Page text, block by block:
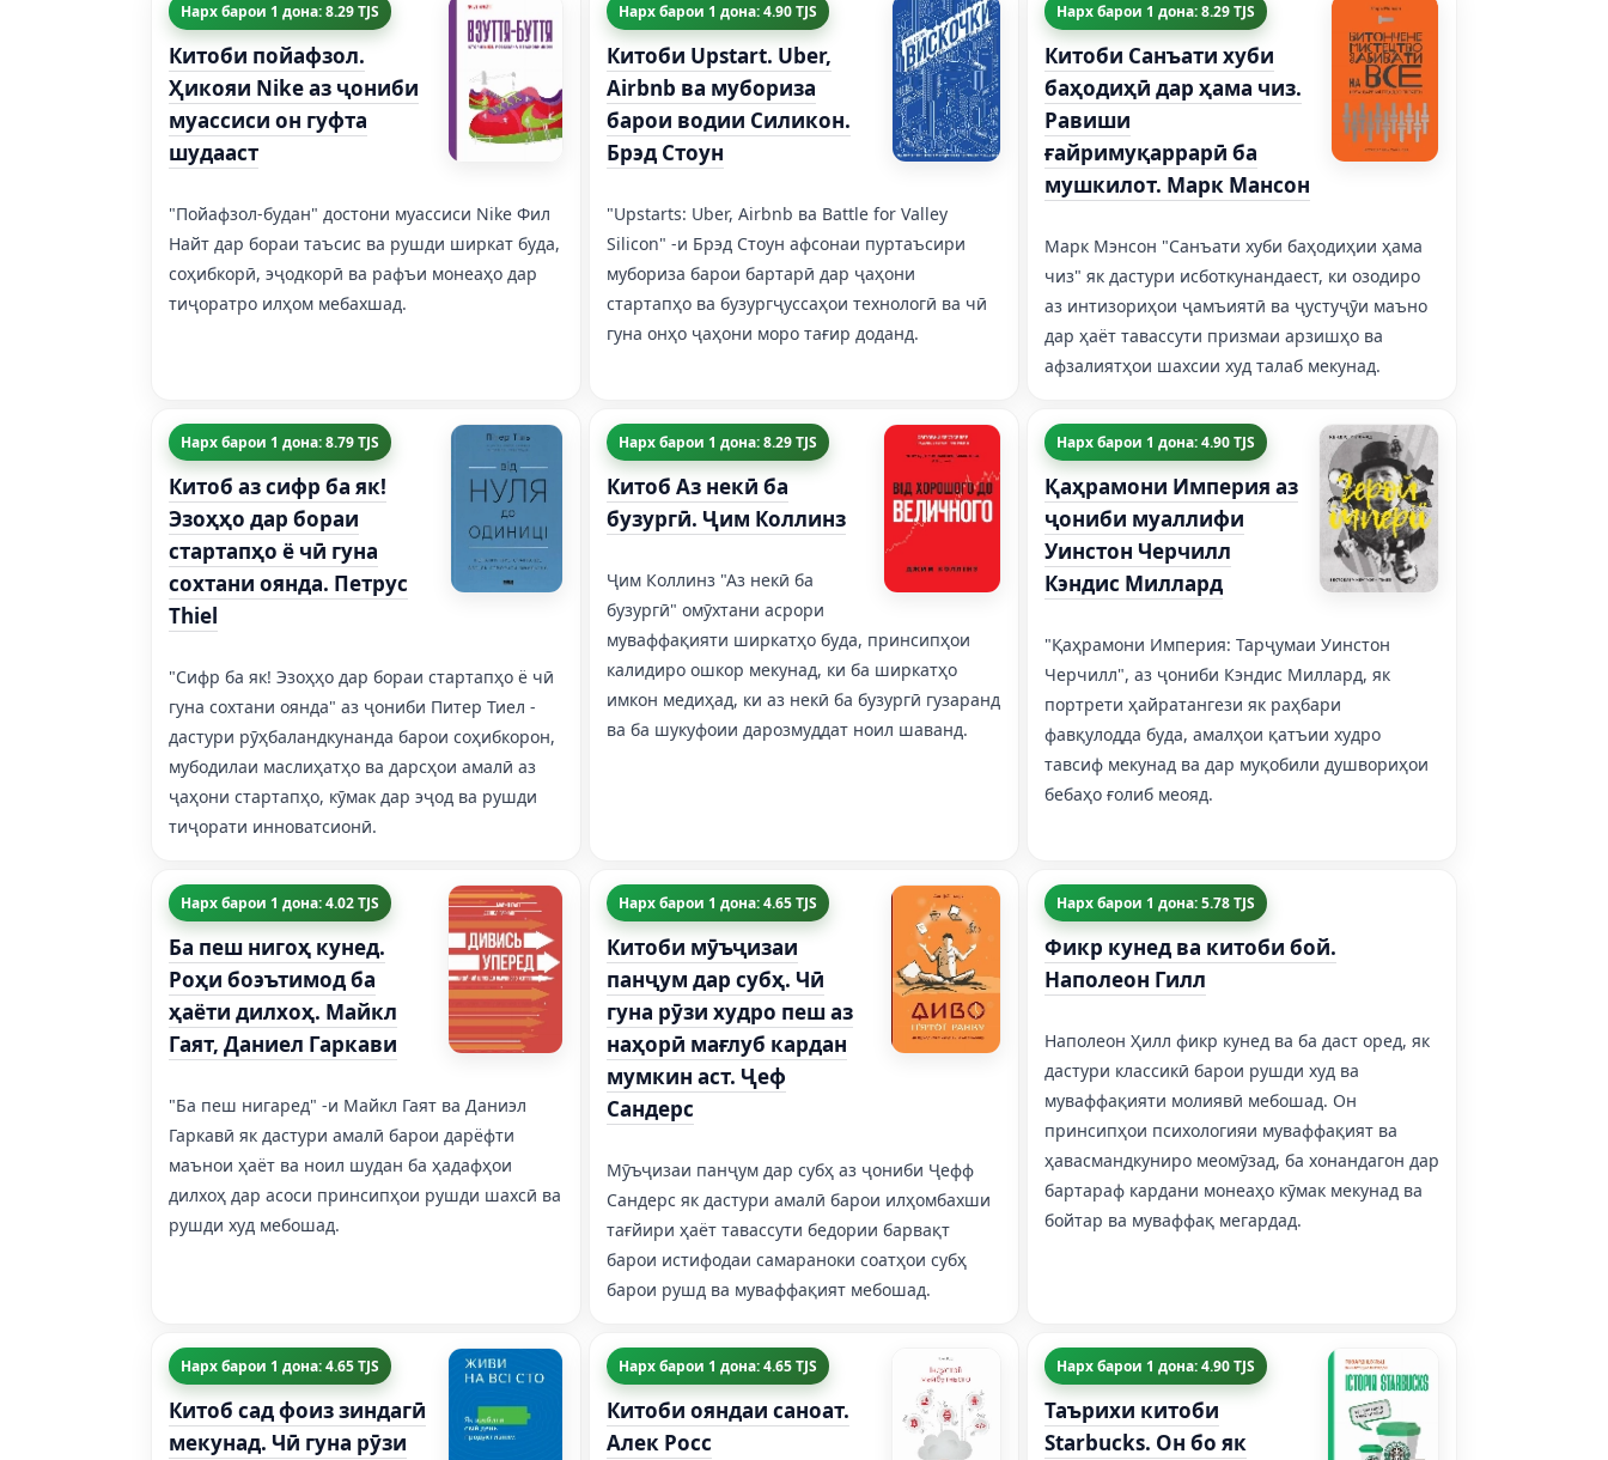
Нарх барои 1 дона: 8.29 TJS
Китоби пойафзол.
Ҳикояи Nike аз ҷониби
муассиси он гуфта
шудааст
"Пойафзол-будан" достони муассиси Nike Фил
Найт дар бораи таъсис ва рушди ширкат буда,
соҳибкорӣ, эҷодкорӣ ва рафъи монеаҳо дар
тиҷоратро илҳом мебахшад.
Нарх барои 1 дона: 4.90 TJS
Китоби Upstart. Uber,
Airbnb ва мубориза
барои водии Силикон.
Брэд Стоун
"Upstarts: Uber, Airbnb ва Battle for Valley
Silicon" -и Брэд Стоун афсонаи пуртаъсири
мубориза барои бартарӣ дар ҷаҳони
стартапҳо ва бузургҷуссаҳои технологӣ ва чӣ
гуна онҳо ҷаҳони моро тағир доданд.
Нарх барои 1 дона: 8.29 TJS
Китоби Санъати хуби
баҳодиҳӣ дар ҳама чиз.
Равиши
ғайримуқаррарӣ ба
мушкилот. Марк Мансон
Марк Мэнсон "Санъати хуби баҳодиҳии ҳама
чиз" як дастури исботкунандаест, ки озодиро
аз интизориҳои ҷамъиятӣ ва ҷустуҷӯи маъно
дар ҳаёт тавассути призмаи арзишҳо ва
афзалиятҳои шахсии худ талаб мекунад.
Нарх барои 1 дона: 8.79 TJS
Китоб аз сифр ба як!
Эзоҳҳо дар бораи
стартапҳо ё чӣ гуна
сохтани оянда. Петрус
Thiel
"Сифр ба як! Эзоҳҳо дар бораи стартапҳо ё чӣ
гуна сохтани оянда" аз ҷониби Питер Тиел -
дастури рӯҳбаландкунанда барои соҳибкорон,
мубодилаи маслиҳатҳо ва дарсҳои амалӣ аз
ҷаҳони стартапҳо, кӯмак дар эҷод ва рушди
тиҷорати инноватсионӣ.
Нарх барои 1 дона: 8.29 TJS
Китоб Аз некӣ ба
бузургӣ. Ҷим Коллинз
Ҷим Коллинз "Аз некӣ ба
бузургӣ" омӯхтани асрори
муваффақияти ширкатҳо буда, принсипҳои
калидиро ошкор мекунад, ки ба ширкатҳо
имкон медиҳад, ки аз некӣ ба бузургӣ гузаранд
ва ба шукуфоии дарозмуддат ноил шаванд.
Нарх барои 1 дона: 4.90 TJS
Қаҳрамони Империя аз
ҷониби муаллифи
Уинстон Черчилл
Кэндис Миллард
"Қаҳрамони Империя: Тарҷумаи Уинстон
Черчилл", аз ҷониби Кэндис Миллард, як
портрети ҳайратангези як раҳбари
фавқулодда буда, амалҳои қатъии худро
тавсиф мекунад ва дар муқобили душвориҳои
бебаҳо ғолиб меояд.
Нарх барои 1 дона: 4.02 TJS
Ба пеш нигоҳ кунед.
Роҳи боэътимод ба
ҳаёти дилхоҳ. Майкл
Гаят, Даниел Гаркави
"Ба пеш нигаред" -и Майкл Гаят ва Даниэл
Гаркавӣ як дастури амалӣ барои дарёфти
маънои ҳаёт ва ноил шудан ба ҳадафҳои
дилхоҳ дар асоси принсипҳои рушди шахсӣ ва
рушди худ мебошад.
Нарх барои 1 дона: 4.65 TJS
Китоби мӯъҷизаи
панҷум дар субҳ. Чӣ
гуна рӯзи худро пеш аз
наҳорӣ мағлуб кардан
мумкин аст. Ҷеф
Сандерс
Мӯъҷизаи панҷум дар субҳ аз ҷониби Ҷефф
Сандерс як дастури амалӣ барои илҳомбахши
тағйири ҳаёт тавассути бедории барвақт
барои истифодаи самараноки соатҳои субҳ
барои рушд ва муваффақият мебошад.
Нарх барои 1 дона: 5.78 TJS
Фикр кунед ва китоби бой.
Наполеон Гилл
Наполеон Ҳилл фикр кунед ва ба даст оред, як
дастури классикӣ барои рушди худ ва
муваффақияти молиявӣ мебошад. Он
принсипҳои психологияи муваффақият ва
ҳавасмандкуниро меомӯзад, ба хонандагон дар
бартараф кардани монеаҳо кӯмак мекунад ва
бойтар ва муваффақ мегардад.
Нарх барои 1 дона: 4.65 TJS
Китоб сад фоиз зиндагӣ
мекунад. Чӣ гуна рӯзи
Нарх барои 1 дона: 4.65 TJS
Китоби ояндаи саноат.
Алек Росс
Нарх барои 1 дона: 4.90 TJS
Таърихи китоби
Starbucks. Он бо як